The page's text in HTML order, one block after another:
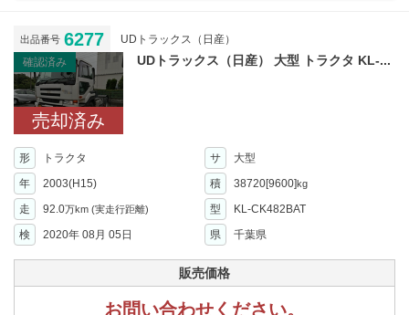
出品番号 6277
UDトラックス（日産）
確認済み
売却済み
UDトラックス（日産） 大型 トラクタ KL-...
形 トラクタ サ
大型
年
2003(H15) 積 38720[9600]kg
走 92.0万km (実走行距離) 型
KL-CK482BAT
検
2020年 08月 05日 県 千葉県
販売価格
お問い合わせください。